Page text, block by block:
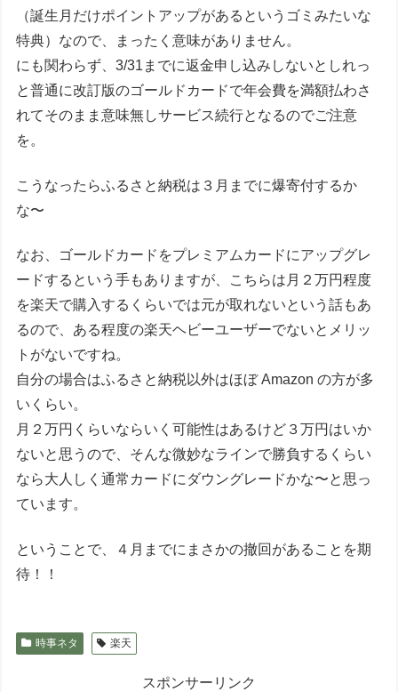
（誕生月だけポイントアップがあるというゴミみたいな
特典）なので、まったく意味がありません。
にも関わらず、3/31までに返金申し込みしないとしれっ
と普通に改訂版のゴールドカードで年会費を満額払わさ
れてそのまま意味無しサービス続行となるのでご注意
を。
こうなったらふるさと納税は３月までに爆寄付するか
な〜
なお、ゴールドカードをプレミアムカードにアップグレ
ードするという手もありますが、こちらは月２万円程度
を楽天で購入するくらいでは元が取れないという話もあ
るので、ある程度の楽天ヘビーユーザーでないとメリッ
トがないですね。
自分の場合はふるさと納税以外はほぼ Amazon の方が多
いくらい。
月２万円くらいならいく可能性はあるけど３万円はいか
ないと思うので、そんな微妙なラインで勝負するくらい
なら大人しく通常カードにダウングレードかな〜と思っ
ています。
ということで、４月までにまさかの撤回があることを期
待！！
時事ネタ 楽天
スポンサーリンク